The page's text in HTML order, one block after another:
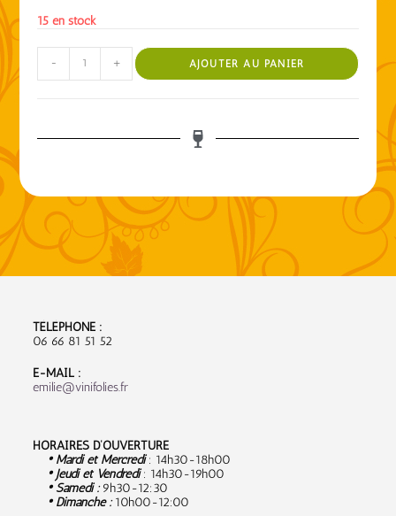
15 en stock
- + AJOUTER AU PANIER
TÉLÉPHONE :
06 66 81 51 52
E-MAIL :
emilie@vinifolies.fr
HORAIRES D’OUVERTURE
• Mardi et Mercredi: 14h30-18h00
• Jeudi et Vendredi: 14h30-19h00
• Samedi :9h30-12:30
• Dimanche :10h00-12:00